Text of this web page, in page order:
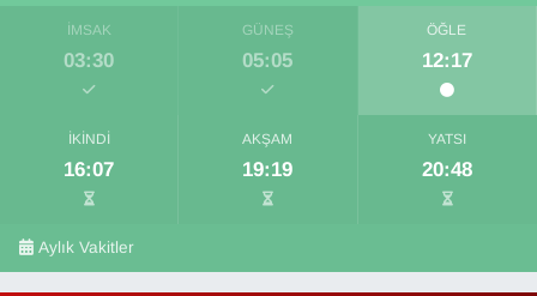
İMSAK
03:30
GÜNEŞ
05:05
ÖĞLE
12:17
İKINDI
16:07
AKŞAM
19:19
YATSI
20:48
Aylık Vakitler